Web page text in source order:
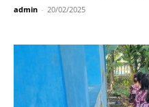
admin - 20/02/2025